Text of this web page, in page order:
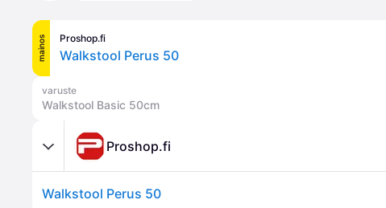
mainos Proshop.fi
Walkstool Perus 50
varuste
Walkstool Basic 50cm
Proshop.fi
Walkstool Perus 50